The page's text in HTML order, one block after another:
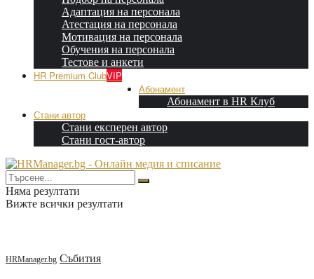
Адаптация на персонала
Атестация на персонала
Мотивация на персонала
Обучения на персонала
Тестове и анкети
HR Premium ClubVIP
Абонамент
Абонамент в HR Клуб
Стани автор
Стани експерен автор
Стани гост-автор
Няма резултати
Вижте всички резултати
Събития